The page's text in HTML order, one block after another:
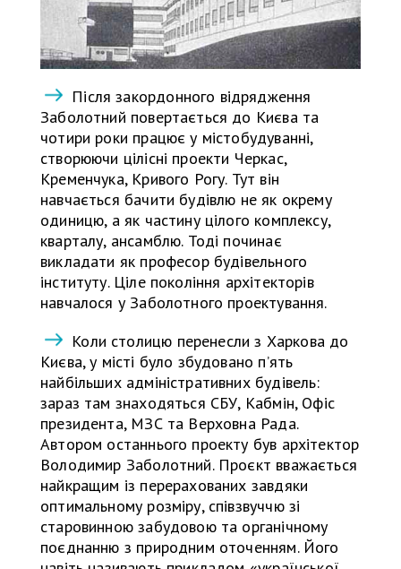
Після закордонного відрядження
Заболотний повертається до Києва та
чотири роки працює у містобудуванні,
створюючи цілісні проекти Черкас,
Кременчука, Кривого Рогу. Тут він
навчається бачити будівлю не як окрему
одиницю, а як частину цілого комплексу,
кварталу, ансамблю. Тоді починає
викладати як професор будівельного
інституту. Ціле покоління архітекторів
навчалося у Заболотного проектування.
Коли столицю перенесли з Харкова до
Києва, у місті було збудовано п’ять
найбільших адміністративних будівель:
зараз там знаходяться СБУ, Кабмін, Офіс
президента, МЗС та Верховна Рада.
Автором останнього проекту був архітектор
Володимир Заболотний. Проєкт вважається
найкращим із перерахованих завдяки
оптимальному розміру, співзвуччю зі
старовинною забудовою та органічному
поєднанню з природним оточенням. Його